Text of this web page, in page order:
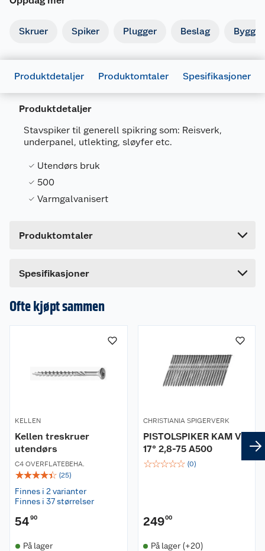
Skruer Spiker Plugger Beslag
Produktdetaljer Produktomtaler Spesifikasjoner
Produktdetaljer
Stavspiker til generell spikring som: Reisverk,
underpanel, utlekting, sløyfer etc.
Utendørs bruk
500
Varmgalvanisert
Produktomtaler
Dette produktet har ikke fått noen omtale ennå.
en omtale.
Spesifikasjoner
Generelt
Artikkelnummer
7318470247010
Leverandørens artikkelnummer
Forpakningsmål
Bruttovekt
Lengde
Ofte kjøpt sammen
KELLEN
Kellen treskruer
utendørs
C4 OVERFLATEBEHA.
☆☆☆☆☆ (25)
Finnes i 2 varianter
Finnes i 37 størrelser
5490
På lager
CHRISTIANIA SPIGERVERK
PISTOLSPIKER KAM VF
17° 2,8-75 A500
☆☆☆☆☆ (0)
24900
På lager (+20)